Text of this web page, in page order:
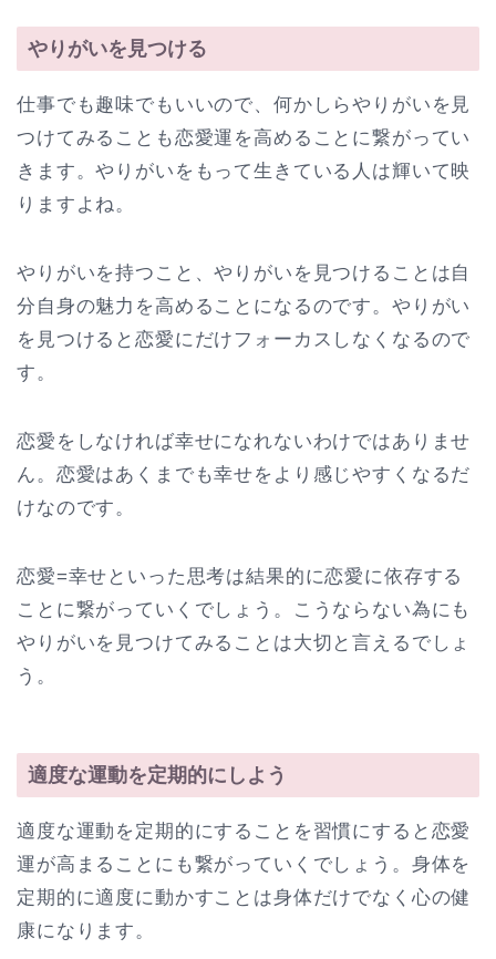
やりがいを見つける
仕事でも趣味でもいいので、何かしらやりがいを見
つけてみることも恋愛運を高めることに繋がってい
きます。やりがいをもって生きている人は輝いて映
りますよね。
やりがいを持つこと、やりがいを見つけることは自
分自身の魅力を高めることになるのです。やりがい
を見つけると恋愛にだけフォーカスしなくなるので
す。
恋愛をしなければ幸せになれないわけではありませ
ん。恋愛はあくまでも幸せをより感じやすくなるだ
けなのです。
恋愛=幸せといった思考は結果的に恋愛に依存する
ことに繋がっていくでしょう。こうならない為にも
やりがいを見つけてみることは大切と言えるでしょ
う。
適度な運動を定期的にしよう
適度な運動を定期的にすることを習慣にすると恋愛
運が高まることにも繋がっていくでしょう。身体を
定期的に適度に動かすことは身体だけでなく心の健
康になります。